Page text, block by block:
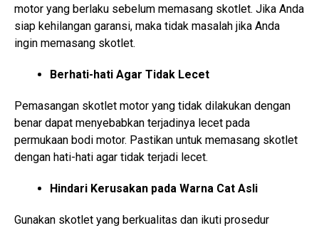
motor yang berlaku sebelum memasang skotlet. Jika Anda
siap kehilangan garansi, maka tidak masalah jika Anda
ingin memasang skotlet.
Berhati-hati Agar Tidak Lecet
Pemasangan skotlet motor yang tidak dilakukan dengan
benar dapat menyebabkan terjadinya lecet pada
permukaan bodi motor. Pastikan untuk memasang skotlet
dengan hati-hati agar tidak terjadi lecet.
Hindari Kerusakan pada Warna Cat Asli
Gunakan skotlet yang berkualitas dan ikuti prosedur